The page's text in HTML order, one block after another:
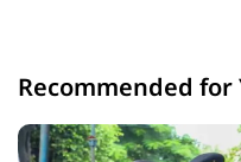
Recommended for